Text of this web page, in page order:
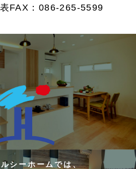
FAX：086-265-5599
シーホームでは、